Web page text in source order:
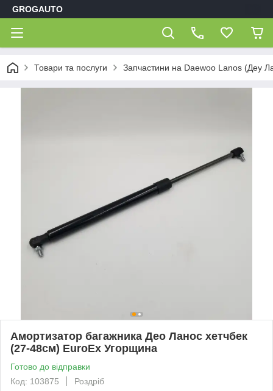
GROGAUTO
Товари та послуги Запчастини на Daewoo Lanos (Деу
Амортизатор багажника Део Ланос хетчбек
(27-48см) EuroEx Угорщина
Готово до відправки
Код: 103875
Роздріб